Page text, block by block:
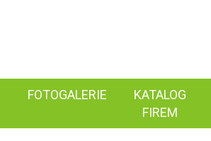
FOTOGALERIE
KATALOG
FIREM